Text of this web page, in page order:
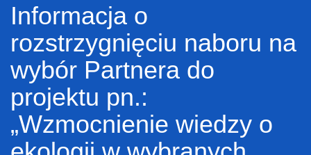
Informacja o
rozstrzygnięciu naboru na
wybór Partnera do
projektu pn.:
„Wzmocnienie wiedzy o